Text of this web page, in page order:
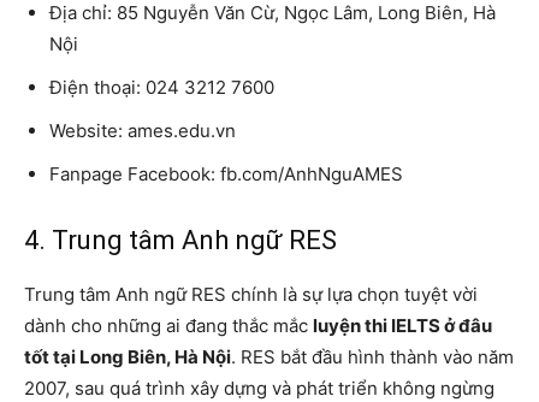
Địa chỉ: 85 Nguyễn Văn Cừ, Ngọc Lâm, Long Biên, Hà
Nội
Điện thoại: 024 3212 7600
Website: ames.edu.vn
Fanpage Facebook: fb.com/AnhNguAMES
4. Trung tâm Anh ngữ RES
Trung tâm Anh ngữ RES chính là sự lựa chọn tuyệt vời
dành cho những ai đang thắc mắc luyện thi IELTS ở đâu
tốt tại Long Biên, Hà Nội. RES bắt đầu hình thành vào năm
2007, sau quá trình xây dựng và phát triển không ngừng